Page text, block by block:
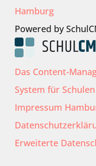
Hamburg
Powered by
Das Content-
System für Schulen
Impressum
Erweiterte